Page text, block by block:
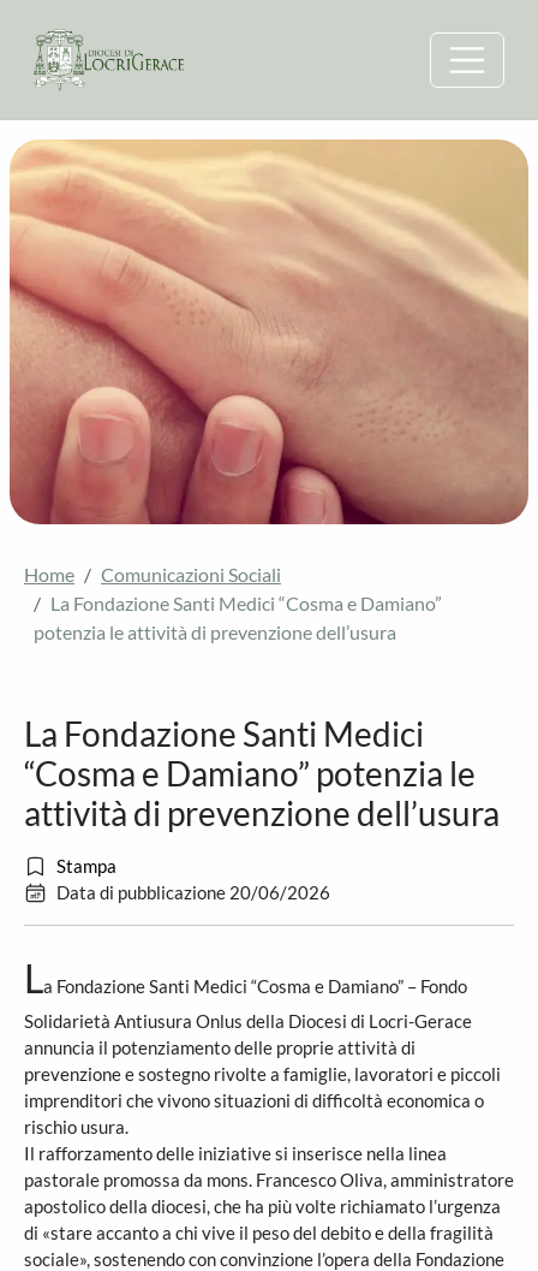
Home
Comunicazioni Sociali
La Fondazione Santi Medici “Cosma e Damiano”
potenzia le attività di prevenzione dell’usura
La Fondazione Santi Medici
“Cosma e Damiano” potenzia le
attività di prevenzione dell’usura
Stampa
Data di pubblicazione 20/06/2026
La Fondazione Santi Medici “Cosma e Damiano” – Fondo
Solidarietà Antiusura Onlus della Diocesi di Locri-Gerace
annuncia il potenziamento delle proprie attività di
prevenzione e sostegno rivolte a famiglie, lavoratori e piccoli
imprenditori che vivono situazioni di difficoltà economica o
rischio usura.
Il rafforzamento delle iniziative si inserisce nella linea
pastorale promossa da mons. Francesco Oliva, amministratore
apostolico della diocesi, che ha più volte richiamato l’urgenza
di «stare accanto a chi vive il peso del debito e della fragilità
sociale», sostenendo con convinzione l’opera della Fondazione